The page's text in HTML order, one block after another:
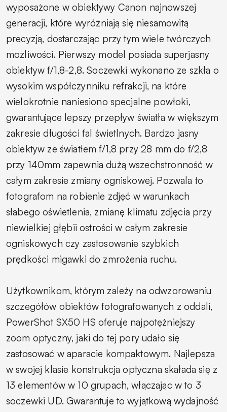
wyposażone w obiektywy Canon najnowszej
generacji, które wyróżniają się niesamowitą
precyzją, dostarczając przy tym wiele twórczych
możliwości. Pierwszy model posiada superjasny
obiektyw f/1,8-2,8. Soczewki wykonano ze szkła o
wysokim współczynniku refrakcji, na które
wielokrotnie naniesiono specjalne powłoki,
gwarantujące lepszy przepływ światła w większym
zakresie długości fal świetlnych. Bardzo jasny
obiektyw ze światłem f/1,8 przy 28 mm do f/2,8
przy 140mm zapewnia dużą wszechstronność w
całym zakresie zmiany ogniskowej. Pozwala to
fotografom na robienie zdjęć w warunkach
słabego oświetlenia, zmianę klimatu zdjęcia przy
niewielkiej głębii ostrości w całym zakresie
ogniskowych czy zastosowanie szybkich
prędkości migawki do zmrożenia ruchu.
Użytkownikom, którym zależy na odwzorowaniu
szczegółów obiektów fotografowanych z oddali,
PowerShot SX50 HS oferuje najpotężniejszy
zoom optyczny, jaki do tej pory udało się
zastosować w aparacie kompaktowym. Najlepsza
w swojej klasie konstrukcja optyczna skałada się z
13 elementów w 10 grupach, włączając w to 3
soczewki UD. Gwarantuje to wyjątkową wydajność